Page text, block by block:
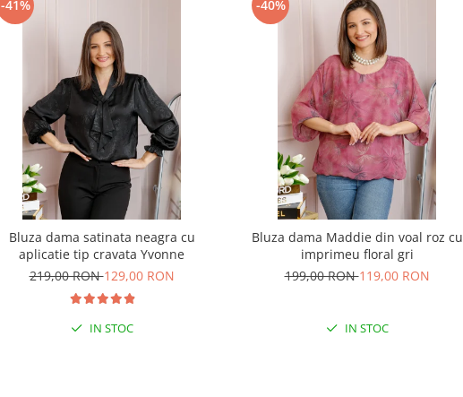
-41%
Bluza dama satinata neagra cu
aplicatie tip cravata Yvonne
219,00 RON129,00 RON
IN STOC
-40%
Bluza dama Maddie din voal roz cu
imprimeu floral gri
199,00 RON119,00 RON
IN STOC